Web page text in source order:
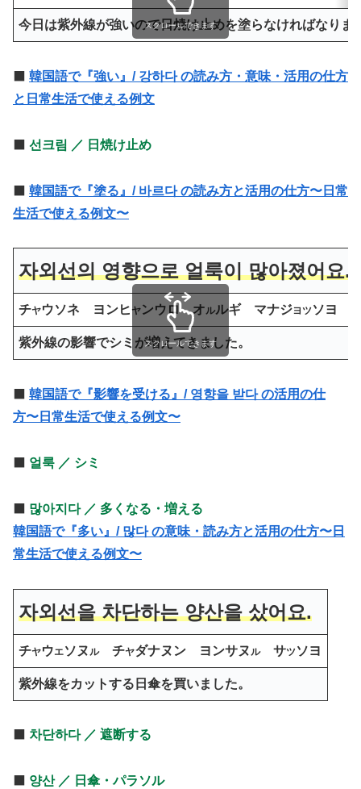
今日は紫外線が強いので日焼け止めを塗らなければなりま
スクロールできます
韓国語で『強い』/ 강하다 の読み方・意味・活用の仕方
と日常生活で使える例文
선크림 ／ 日焼け止め
韓国語で『塗る』/ 바르다 の読み方と活用の仕方〜日常
生活で使える例文〜
자외선의 영향으로 얼룩이 많아졌어요.
チヤウソネ ヨンヒヤンウロ オルルギ マナジヨツソヨ
紫外線の影響でシミが増えてきました。
スクロールできます
韓国語で『影響を受ける』/ 영향을 받다 の活用の仕
方〜日常生活で使える例文〜
얼룩 ／ シミ
많아지다 ／ 多くなる・増える
韓国語で『多い』/ 많다 の意味・読み方と活用の仕方〜日
常生活で使える例文〜
자외선을 차단하는 양산을 샀어요.
チヤウエソ ヌ ルチヤダナヌン ヨンサヌ ルサツソヨ
紫外線をカットする日傘を買いました。
차단하다 ／ 遮断する
양산 ／ 日傘・パラソル